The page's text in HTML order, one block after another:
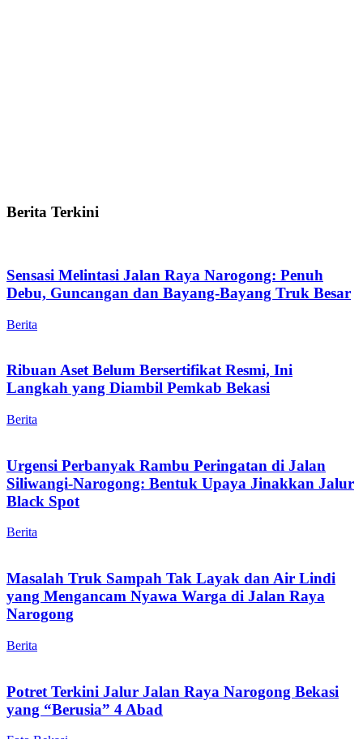
Berita Terkini
Sensasi Melintasi Jalan Raya Narogong: Penuh
Debu, Guncangan dan Bayang-Bayang Truk Besar
Berita
Ribuan Aset Belum Bersertifikat Resmi, Ini
Langkah yang Diambil Pemkab Bekasi
Berita
Urgensi Perbanyak Rambu Peringatan di Jalan
Siliwangi-Narogong: Bentuk Upaya Jinakkan Jalur
Black Spot
Berita
Masalah Truk Sampah Tak Layak dan Air Lindi
yang Mengancam Nyawa Warga di Jalan Raya
Narogong
Berita
Potret Terkini Jalur Jalan Raya Narogong Bekasi
yang “Berusia” 4 Abad